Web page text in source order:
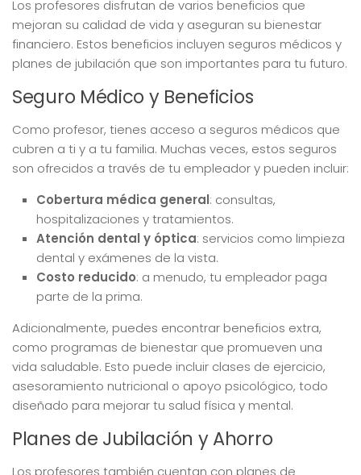
Los profesores disfrutan de varios beneficios que
mejoran su calidad de vida y aseguran su bienestar
financiero. Estos beneficios incluyen seguros médicos y
planes de jubilación que son importantes para tu futuro.
Seguro Médico y Beneficios
Como profesor, tienes acceso a seguros médicos que
cubren a ti y a tu familia. Muchas veces, estos seguros
son ofrecidos a través de tu empleador y pueden incluir:
Cobertura médica general: consultas,
hospitalizaciones y tratamientos.
Atención dental y óptica: servicios como limpieza
dental y exámenes de la vista.
Costo reducido: a menudo, tu empleador paga
parte de la prima.
Adicionalmente, puedes encontrar beneficios extra,
como programas de bienestar que promueven una
vida saludable. Esto puede incluir clases de ejercicio,
asesoramiento nutricional o apoyo psicológico, todo
diseñado para mejorar tu salud física y mental.
Planes de Jubilación y Ahorro